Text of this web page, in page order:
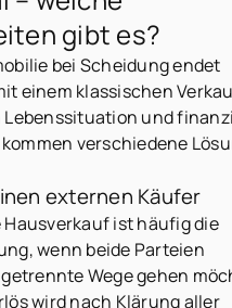
gibt es?
bei Scheidung endet
einem klassischen
Lebenssituation und
verschiedene
externen Käufer
Hausverkauf ist häufig die
wenn beide Parteien
Wege gehen
wird nach Klärung aller